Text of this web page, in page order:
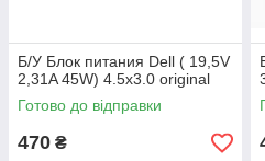
Б/У Блок питания Dell ( 19,5V
2,31A 45W) 4.5x3.0 original
Готово до відправки
470 ₴